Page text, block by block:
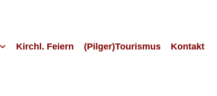
Kirchl. Feiern (Pilger)Tourismus Kontakt